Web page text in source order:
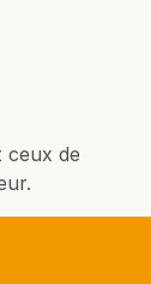
ceux de